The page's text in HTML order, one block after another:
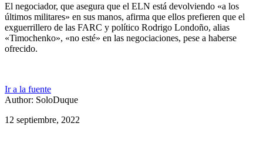
El negociador, que asegura que el ELN está devolviendo «a los
últimos militares» en sus manos, afirma que ellos prefieren que el
exguerrillero de las FARC y político Rodrigo Londoño, alias
«Timochenko», «no esté» en las negociaciones, pese a haberse
ofrecido.
Ir a la fuente
Author: SoloDuque
12 septiembre, 2022